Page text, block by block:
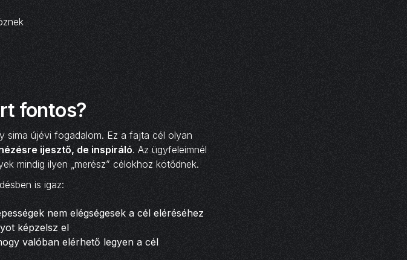
fontos?
sima újévi fogadalom. Ez a fajta cél olyan
ijesztő, de inspiráló. Az ügyfeleimnél
mindig ilyen „merész” célokhoz kötődnek.
is igaz:
nem elégségesek a cél eléréséhez
képzelsz el
valóban elérhető legyen a cél